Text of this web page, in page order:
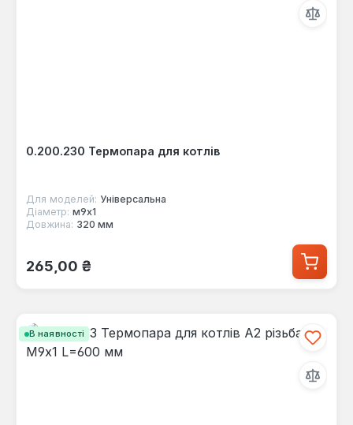
0.200.230 Термопара для котлів
Для моделей: Універсальна
Діаметр: м9х1
Довжина: 320 мм
Звичайна ціна:
265,00 ₴
В наявності